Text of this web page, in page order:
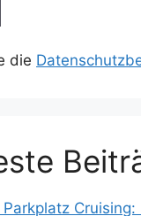
die
Parkplatz Cruising: